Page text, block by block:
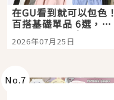
在GU看到就可以包色！
百搭基礎單品 6選，閉
眼全收也不心疼
2026年07月25日
No.7